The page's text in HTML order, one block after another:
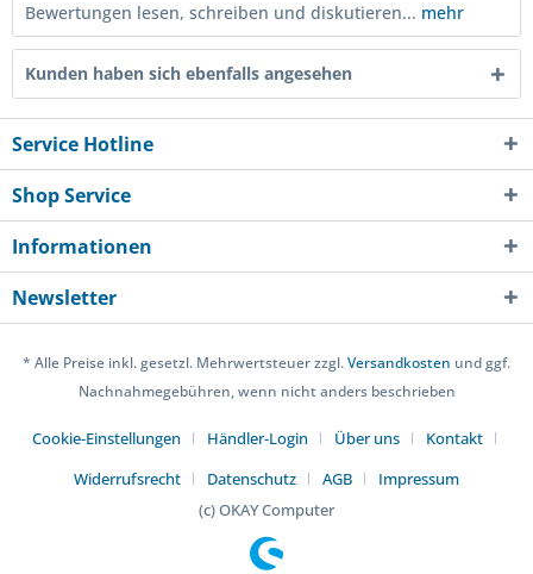
Bewertungen lesen, schreiben und diskutieren... mehr
Kunden haben sich ebenfalls angesehen
Service Hotline
Shop Service
Informationen
Newsletter
* Alle Preise inkl. gesetzl. Mehrwertsteuer zzgl.Versandkosten und ggf.
Nachnahmegebühren, wenn nicht anders beschrieben
Cookie-Einstellungen Händler-Login Über uns
Kontakt
Widerrufsrecht
Datenschutz AGB
Impressum
(c) OKAY Computer